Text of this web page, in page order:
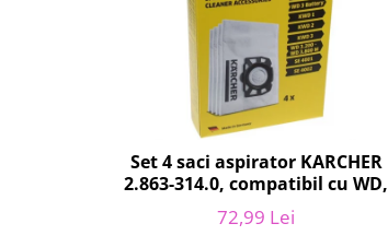
Genti si accesorii barbati
Imbracaminte si Incaltaminte copii
Incaltaminte femei
Set 4 saci aspirator KARCHER
2.863-314.0, compatibil cu WD,
KWD, SE
72,99 Lei